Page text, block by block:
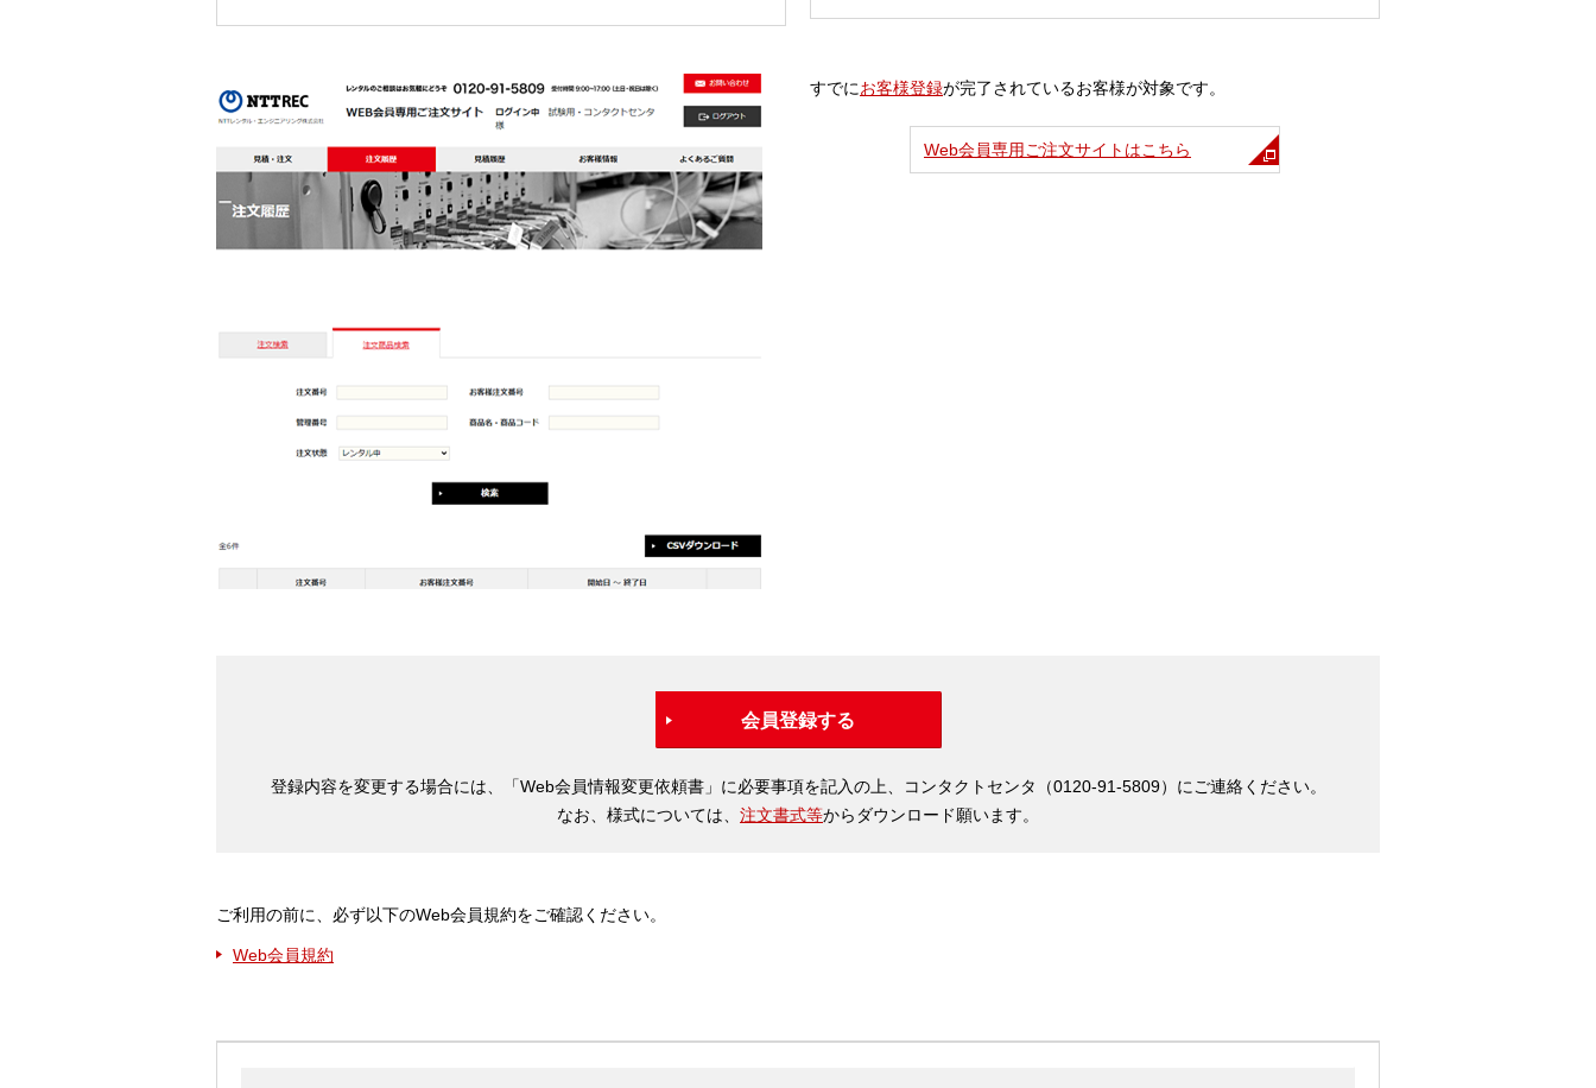
すでにお客様登録が完了されているお客様が対象です。
Web会員専用ご注文サイトはこちら
会員登録する
登録内容を変更する場合には、「Web会員情報変更依頼書」に必要事項を記入の上、コンタクトセンタ（0120-91-5809）にご連絡ください。
なお、様式については、 注文書式等からダウンロード願います。
ご利用の前に、必ず以下のWeb会員規約をご確認ください。
Web会員規約